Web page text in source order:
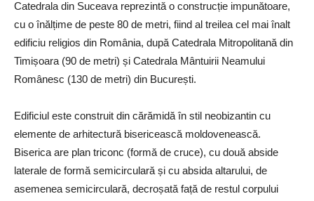
Catedrala din Suceava reprezintă o construcție impunătoare,
cu o înălțime de peste 80 de metri, fiind al treilea cel mai înalt
edificiu religios din România, după Catedrala Mitropolitană din
Timișoara (90 de metri) și Catedrala Mântuirii Neamului
Românesc (130 de metri) din București.
Edificiul este construit din cărămidă în stil neobizantin cu
elemente de arhitectură bisericească moldovenească.
Biserica are plan triconc (formă de cruce), cu două abside
laterale de formă semicirculară și cu absida altarului, de
asemenea semicirculară, decroșată față de restul corpului